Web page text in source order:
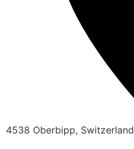
4538 Oberbipp, Switzerland